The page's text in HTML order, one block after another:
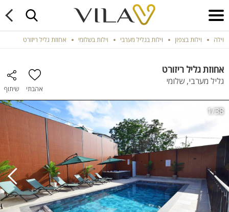
וילה וילות בצפון וילות בגליל מערבי וילות בשלומי אחוזת גליל ריזורט
אחוזת גליל ריזורט
גליל מערבי, שלומי
אהבתי שיתוף
1/38